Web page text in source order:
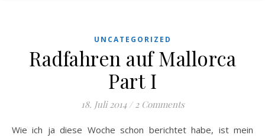
UNCATEGORIZED
Radfahren auf Mallorca
Part I
18. Juli 2014 / 2 Comments
Wie ich ja diese Woche schon berichtet habe, ist mein